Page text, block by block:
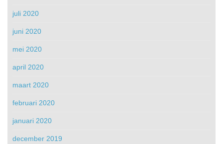
juli 2020
juni 2020
mei 2020
april 2020
maart 2020
februari 2020
januari 2020
december 2019